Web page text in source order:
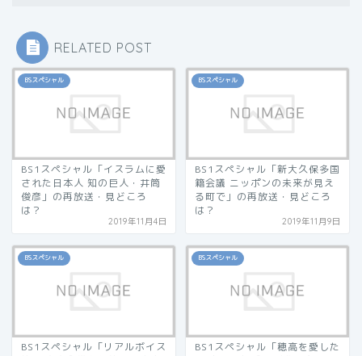
RELATED POST
BSスペシャル
BS1スペシャル「イスラムに愛
された日本人 知の巨人・井筒
俊彦」の再放送・見どころ
は？
2019年11月4日
BSスペシャル
BS1スペシャル「新大久保多国
籍会議 ニッポンの未来が見え
る町で」の再放送・見どころ
は？
2019年11月9日
BSスペシャル
BS1スペシャル「リアルボイス
BSスペシャル
BS1スペシャル「穂高を愛した